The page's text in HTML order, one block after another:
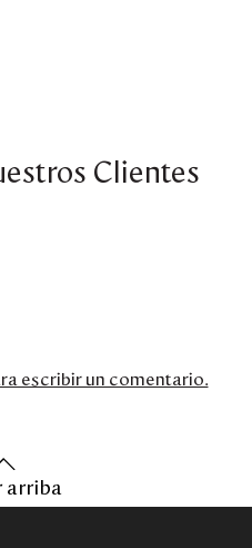
Clientes
escribir un comentario.
arriba